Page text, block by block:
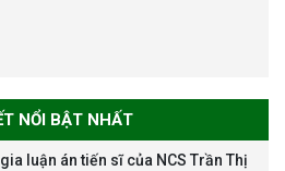
NỔI BẬT NHẤT
luận án tiến sĩ của NCS Trần Thị